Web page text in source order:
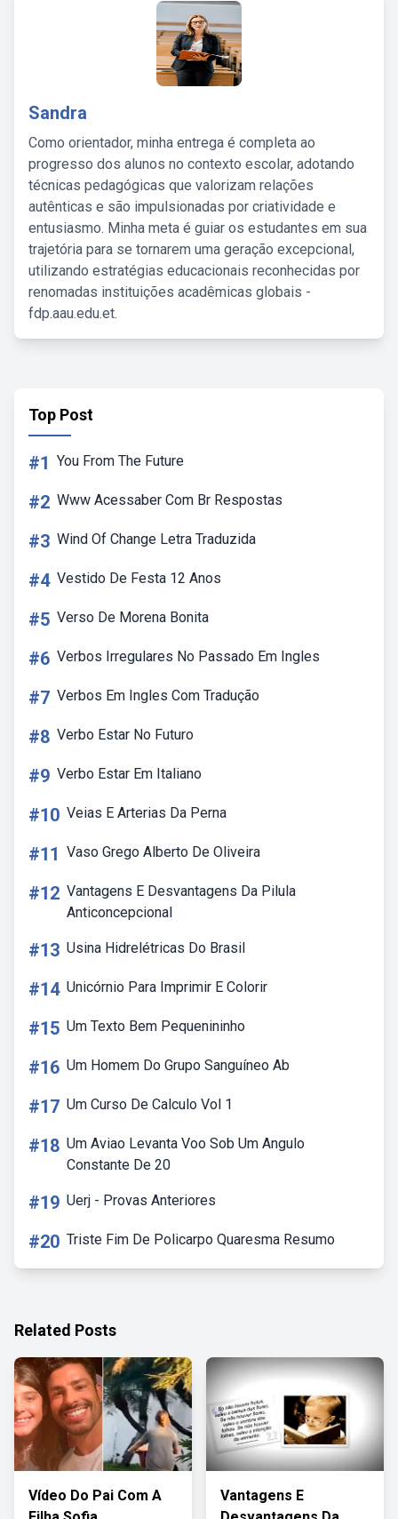
Sandra
Como orientador, minha entrega é completa ao
progresso dos alunos no contexto escolar, adotando
técnicas pedagógicas que valorizam relações
autênticas e são impulsionadas por criatividade e
entusiasmo. Minha meta é guiar os estudantes em sua
trajetória para se tornarem uma geração excepcional,
utilizando estratégias educacionais reconhecidas por
renomadas instituições acadêmicas globais -
fdp.aau.edu.et.
Top Post
#1 You From The Future
#2 Www Acessaber Com Br Respostas
#3 Wind Of Change Letra Traduzida
#4 Vestido De Festa 12 Anos
#5 Verso De Morena Bonita
#6 Verbos Irregulares No Passado Em Ingles
#7 Verbos Em Ingles Com Tradução
#8 Verbo Estar No Futuro
#9 Verbo Estar Em Italiano
#10 Veias E Arterias Da Perna
#11 Vaso Grego Alberto De Oliveira
#12 Vantagens E Desvantagens Da Pilula
Anticoncepcional
#13 Usina Hidrelétricas Do Brasil
#14 Unicórnio Para Imprimir E Colorir
#15 Um Texto Bem Pequenininho
#16 Um Homem Do Grupo Sanguíneo Ab
#17 Um Curso De Calculo Vol 1
#18 Um Aviao Levanta Voo Sob Um Angulo
Constante De 20
#19 Uerj - Provas Anteriores
#20 Triste Fim De Policarpo Quaresma Resumo
Related Posts
Vídeo Do Pai Com A
Vantagens E